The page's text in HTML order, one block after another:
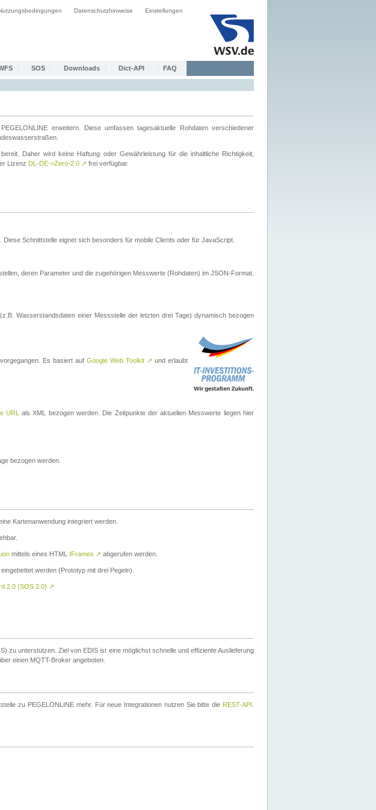
Datenschutzhinweise Einstellungen
SOS Downloads Dict-API FAQ
erweitern. Diese umfassen tagesaktuelle Rohdaten verschiedener
Daher wird keine Haftung oder Gewährleistung für die inhaltliche Richtigkeit,
Lizenz DL-DE->Zero-2.0 ↗ frei verfügbar.
Schnittstelle eignet sich besonders für mobile Clients oder für JavaScript.
deren Parameter und die zugehörigen Messwerte (Rohdaten) im JSON-Format.
Wasserstandsdaten einer Messstelle der letzten drei Tage) dynamisch bezogen
Es basiert auf Google Web Toolkit ↗ und erlaubt
URL
als XML bezogen werden. Die Zeitpunkte der aktuellen Messwerte liegen hier
bezogen werden.
Kartenanwendung integriert werden.
mittels eines HTML IFrames ↗ abgerufen werden.
werden (Prototyp mit drei Pegeln).
2.0 (SOS 2.0) ↗
zu unterstützen. Ziel von EDIS ist eine möglichst schnelle und effiziente Auslieferung
einen MQTT-Broker angeboten.
zu PEGELONLINE mehr. Für neue Integrationen nutzen Sie bitte die REST-API